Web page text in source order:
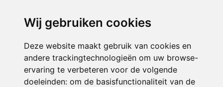
Wij gebruiken cookies
Deze website maakt gebruik van cookies en
andere trackingtechnologieën om uw browse-
ervaring te verbeteren voor de volgende
doeleinden: om de basisfunctionaliteit van de
ONDERDEEL VAN